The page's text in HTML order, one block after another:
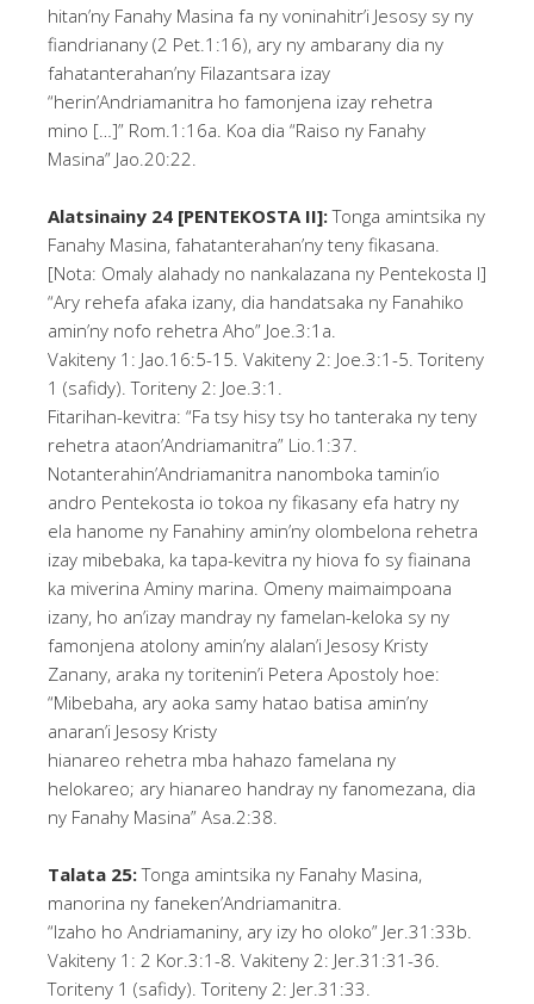
hitan’ny Fanahy Masina fa ny voninahitr’i Jesosy sy ny
fiandrianany (2 Pet.1:16), ary ny ambarany dia ny
fahatanterahan’ny Filazantsara izay
“herin’Andriamanitra ho famonjena izay rehetra
mino […]” Rom.1:16a. Koa dia “Raiso ny Fanahy
Masina” Jao.20:22.
Alatsinainy 24 [PENTEKOSTA II]:Tonga amintsika ny
Fanahy Masina, fahatanterahan’ny teny fikasana.
[Nota: Omaly alahady no nankalazana ny Pentekosta I]
“Ary rehefa afaka izany, dia handatsaka ny Fanahiko
amin’ny nofo rehetra Aho” Joe.3:1a.
Vakiteny 1: Jao.16:5-15. Vakiteny 2: Joe.3:1-5. Toriteny
1 (safidy). Toriteny 2: Joe.3:1.
Fitarihan-kevitra: “Fa tsy hisy tsy ho tanteraka ny teny
rehetra ataon’Andriamanitra” Lio.1:37.
Notanterahin’Andriamanitra nanomboka tamin’io
andro Pentekosta io tokoa ny fikasany efa hatry ny
ela hanome ny Fanahiny amin’ny olombelona rehetra
izay mibebaka, ka tapa-kevitra ny hiova fo sy fiainana
ka miverina Aminy marina. Omeny maimaimpoana
izany, ho an’izay mandray ny famelan-keloka sy ny
famonjena atolony amin’ny alalan’i Jesosy Kristy
Zanany, araka ny toritenin’i Petera Apostoly hoe:
“Mibebaha, ary aoka samy hatao batisa amin’ny
anaran’i Jesosy Kristy
hianareo rehetra mba hahazo famelana ny
helokareo; ary hianareo handray ny fanomezana, dia
ny Fanahy Masina” Asa.2:38.
Talata 25:Tonga amintsika ny Fanahy Masina,
manorina ny faneken’Andriamanitra.
“Izaho ho Andriamaniny, ary izy ho oloko” Jer.31:33b.
Vakiteny 1: 2 Kor.3:1-8. Vakiteny 2: Jer.31:31-36.
Toriteny 1 (safidy). Toriteny 2: Jer.31:33.